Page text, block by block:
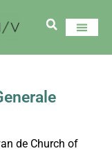
de Church of